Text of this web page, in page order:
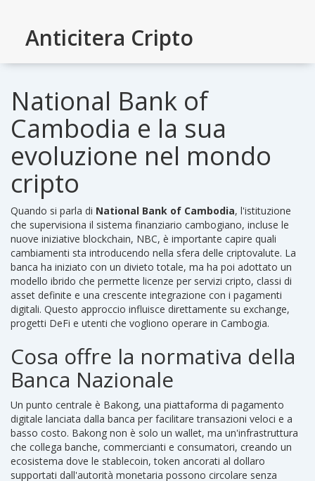
Anticitera Cripto
National Bank of
Cambodia e la sua
evoluzione nel mondo
cripto
Quando si parla di National Bank of Cambodia, l'istituzione
che supervisiona il sistema finanziario cambogiano, incluse le
nuove iniziative blockchain, NBC, è importante capire quali
cambiamenti sta introducendo nella sfera delle criptovalute. La
banca ha iniziato con un divieto totale, ma ha poi adottato un
modello ibrido che permette licenze per servizi cripto, classi di
asset definite e una crescente integrazione con i pagamenti
digitali. Questo approccio influisce direttamente su exchange,
progetti DeFi e utenti che vogliono operare in Cambogia.
Cosa offre la normativa della
Banca Nazionale
Un punto centrale è Bakong, una piattaforma di pagamento
digitale lanciata dalla banca per facilitare transazioni veloci e a
basso costo. Bakong non è solo un wallet, ma un'infrastruttura
che collega banche, commercianti e consumatori, creando un
ecosistema dove le stablecoin,token ancorati al dollaro
supportati dall'autorità monetaria possono circolare senza